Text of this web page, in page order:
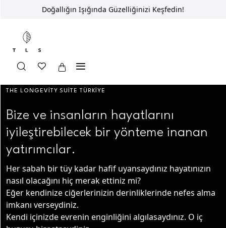
Doğallığın Işığında Güzelliğinizi Keşfedin!
THE LONGEVITY SUITE TÜRKIYE
Bize ve insanların hayatlarını
iyileştirebilecek bir yönteme inanan
yatırımcılar.
Her sabah bir tüy kadar hafif uyansaydınız hayatınızın
nasıl olacağını hiç merak ettiniz mi?
Eğer kendinize ciğerlerinizin derinliklerinde nefes alma
imkanı verseydiniz.
Kendi içinizde evrenin enginliğini algılasaydınız. O iç